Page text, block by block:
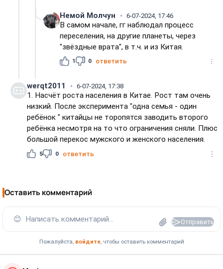
Немой Молчун 6-07-2024, 17:46
В самом начале, гг наблюдал процесс
переселения, на другие планеты, через
"звёздные врата", в т.ч. и из Китая.
1 0 ответить
werqt2011 6-07-2024, 17:38
1. Насчёт роста населения в Китае. Рост там очень
низкий. После эксперимента "одна семья - один
ребёнок " китайцы не торопятся заводить второго
ребёнка несмотря на то что ограничения сняли. Плюс
большой перекос мужского и женского населения.
5 0 ответить
Оставить комментарий
😊 Написать комментарий... Отправить
Пожалуйста, войдите, чтобы оставить комментарий